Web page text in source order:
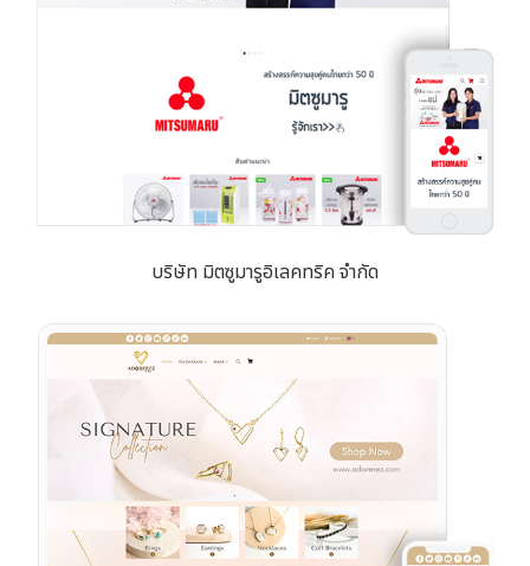
บริษัท มิตซูมารูอิเลคทริค จำกัด